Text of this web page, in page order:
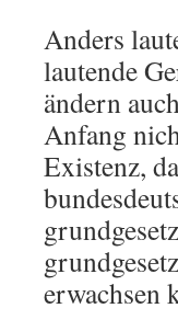
Anders
lautende
ändern
Anfang
Existenz,
erwachsen